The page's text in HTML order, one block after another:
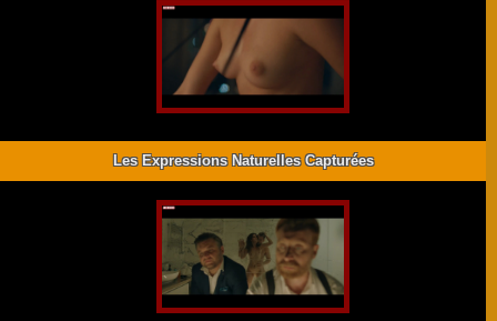
Les Expressions Naturelles Capturées